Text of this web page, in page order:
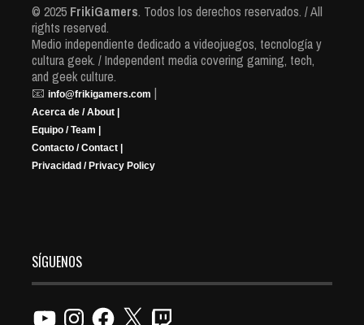
© 2025 FrikiGamers. Todos los derechos reservados. / All
rights reserved.
Medio independiente dedicado a videojuegos, tecnología y
cultura geek. / Independent media covering gaming, tech,
and geek culture.
📧 info@frikigamers.com |
Acerca de / About |
Equipo / Team |
Contacto / Contact |
Privacidad / Privacy Policy
SÍGUENOS
YouTubeInstagramFacebook
X Twitch